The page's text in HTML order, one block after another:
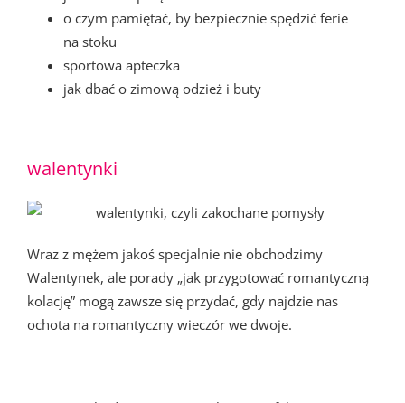
o czym pamiętać, by bezpiecznie spędzić ferie
na stoku
sportowa apteczka
jak dbać o zimową odzież i buty
walentynki
Wraz z mężem jakoś specjalnie nie obchodzimy
Walentynek, ale porady „jak przygotować romantyczną
kolację” mogą zawsze się przydać, gdy najdzie nas
ochota na romantyczny wieczór we dwoje.